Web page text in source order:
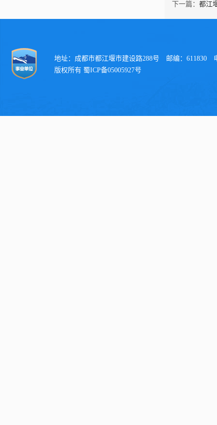
下一篇： 都江
地址：成都市都江堰市建设路288号 邮编：611830
版权所有 蜀ICP备05005927号